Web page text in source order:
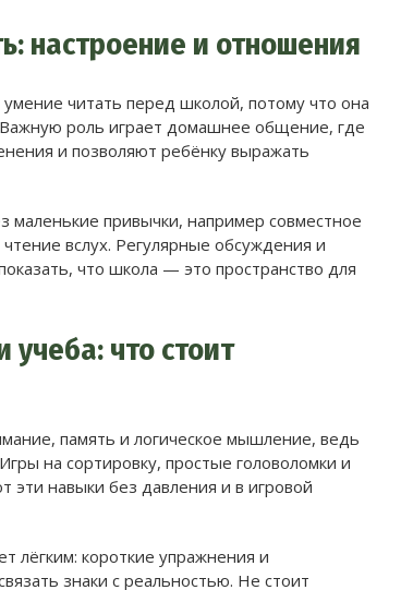
настроение и отношения
читать перед школой, потому что она
Важную роль играет домашнее общение, где
и позволяют ребёнку выражать
привычки, например совместное
чтение вслух. Регулярные обсуждения и
что школа — это пространство для
что стоит
память и логическое мышление, ведь
на сортировку, простые головоломки и
эти навыки без давления и в игровой
лёгким: короткие упражнения и
знаки с реальностью. Не стоит